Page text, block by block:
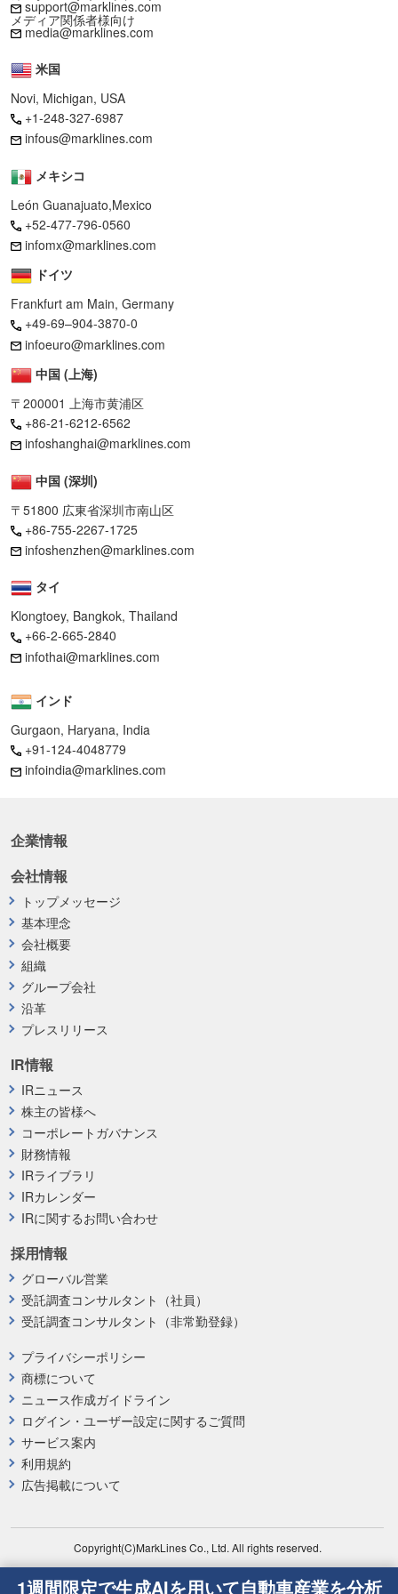
support@marklines.com
メディア関係者様向け
media@marklines.com
米国
Novi, Michigan, USA
+1-248-327-6987
infous@marklines.com
メキシコ
León Guanajuato,Mexico
+52-477-796-0560
infomx@marklines.com
ドイツ
Frankfurt am Main, Germany
+49-69–904-3870-0
infoeuro@marklines.com
中国 (上海)
〒200001 上海市黄浦区
+86-21-6212-6562
infoshanghai@marklines.com
中国 (深圳)
〒51800 広東省深圳市南山区
+86-755-2267-1725
infoshenzhen@marklines.com
タイ
Klongtoey, Bangkok, Thailand
+66-2-665-2840
infothai@marklines.com
インド
Gurgaon, Haryana, India
+91-124-4048779
infoindia@marklines.com
企業情報
プライバシーポリシー
商標について
ニュース作成ガイドライン
ログイン・ユーザー設定に関するご質問
サービス案内
利用規約
広告掲載について
採用情報
グローバル営業
受託調査コンサルタント（社員）
受託調査コンサルタント（非常勤登録）
会社情報
トップメッセージ
基本理念
会社概要
組織
グループ会社
沿革
プレスリリース
IR情報
IRニュース
株主の皆様へ
コーポレートガバナンス
財務情報
IRライブラリ
IRカレンダー
IRに関するお問い合わせ
Copyright(C)MarkLines Co., Ltd. All rights reserved.
1週間限定で生成AIを用いて自動車産業を分析